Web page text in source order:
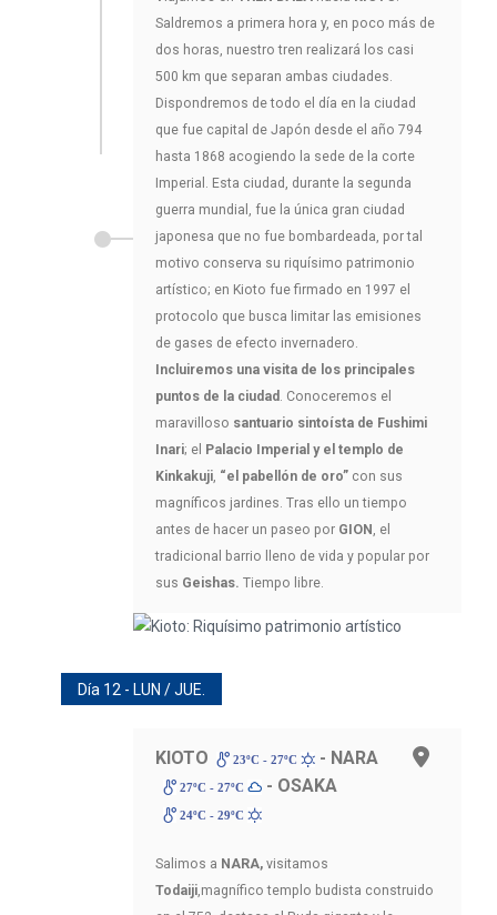
Saldremos a primera hora y, en poco más de
dos horas, nuestro tren realizará los casi
500 km que separan ambas ciudades.
Dispondremos de todo el día en la ciudad
que fue capital de Japón desde el año 794
hasta 1868 acogiendo la sede de la corte
Imperial. Esta ciudad, durante la segunda
guerra mundial, fue la única gran ciudad
japonesa que no fue bombardeada, por tal
motivo conserva su riquísimo patrimonio
artístico; en Kioto fue firmado en 1997 el
protocolo que busca limitar las emisiones
de gases de efecto invernadero.
Incluiremos una visita de los principales
puntos de la ciudad . Conoceremos el
maravilloso santuario sintoísta de Fushimi
Inari; el Palacio Imperial y el templo de
Kinkakuji, “el pabellón de oro” con sus
magníficos jardines. Tras ello un tiempo
antes de hacer un paseo por GION , el
tradicional barrio lleno de vida y popular por
sus Geishas. Tiempo libre.
Día 12 - LUN / JUE.
KIOTO 23ºC - 27ºC - NARA
27ºC - 27ºC - OSAKA
24ºC - 29ºC
Salimos a NARA, visitamos
Todaiji,magnífico templo budista construido